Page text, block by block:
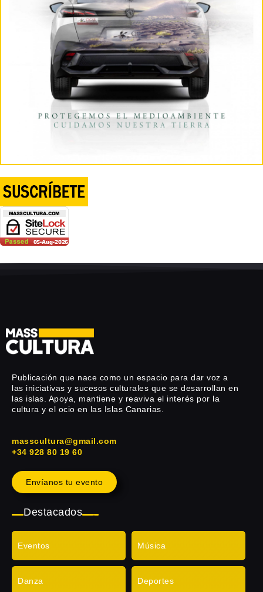
Publicación que nace como un espacio para dar voz a
las iniciativas y sucesos culturales que se desarrollan en
las islas. Apoya, mantiene y reaviva el interés por la
cultura y el ocio en las Islas Canarias.
masscultura@gmail.com
+34 928 80 19 60
Envíanos tu evento
Destacados
Eventos Música
Danza Deportes